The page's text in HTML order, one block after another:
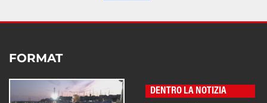
FORMAT
DENTRO LA NOTIZIA